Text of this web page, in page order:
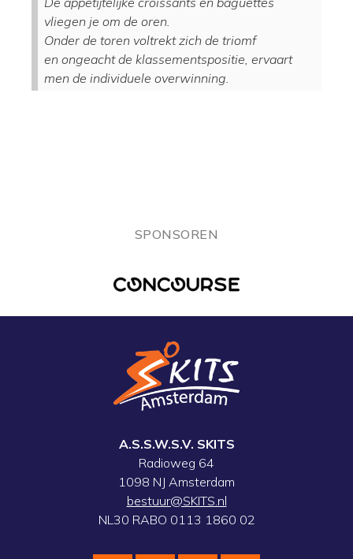
vliegen je om de oren.
Onder de toren voltrekt zich de triomf
en ongeacht de klassementspositie, ervaart
men de individuele overwinning.
SPONSOREN
A.S.S.W.S.V. SKITS
Radioweg 64
1098 NJ Amsterdam
bestuur@SKITS.nl
NL30 RABO 0113 1860 02